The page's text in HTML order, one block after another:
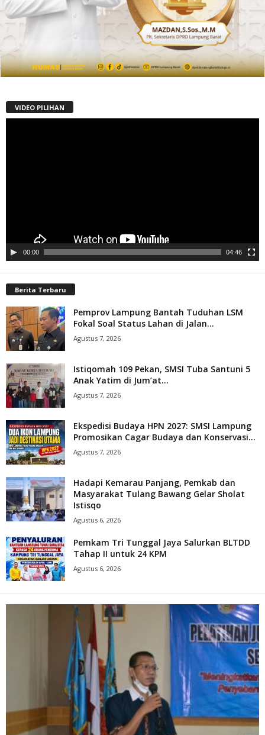
VIDEO PILIHAN
00:00 04:46
Berita Terbaru
Pemprov Lampung Bantah Tuduhan LSM
Fokal Soal Status Lahan di Jalan...
Agustus 7, 2026
Istiqomah 109 Pekan, SMSI Tuba Santuni 5
Anak Yatim di Jum’at...
Agustus 7, 2026
Ekspedisi Budaya HPN 2027: SMSI Lampung
Promosikan Cagar Budaya dan Konservasi...
Agustus 7, 2026
Hadapi Kemarau Panjang, Pemkab dan
Masyarakat Tulang Bawang Gelar Sholat
Istisqo
Agustus 6, 2026
Pemkam Tri Tunggal Jaya Salurkan BLTDD
Tahap II untuk 24 KPM
Agustus 6, 2026